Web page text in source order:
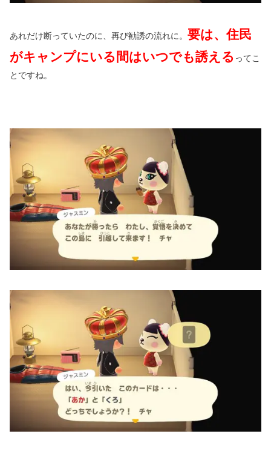
あれだけ断っていたのに、再び勧誘の流れに。 要は、住民
がキャンプにいる間はいつでも誘える ってこ
とですね。